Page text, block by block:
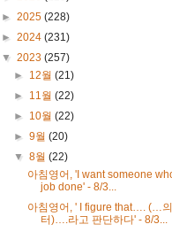
► 2025 (228)
► 2024 (231)
▼ 2023 (257)
► 12월(21)
► 11월(22)
► 10월(22)
►9월(20)
▼8월(22)
아침영어, 'I want someone
job done' - 8/3...
아침영어, ' I figure that…. (…
터)….라고 판단하다' - 8/3...